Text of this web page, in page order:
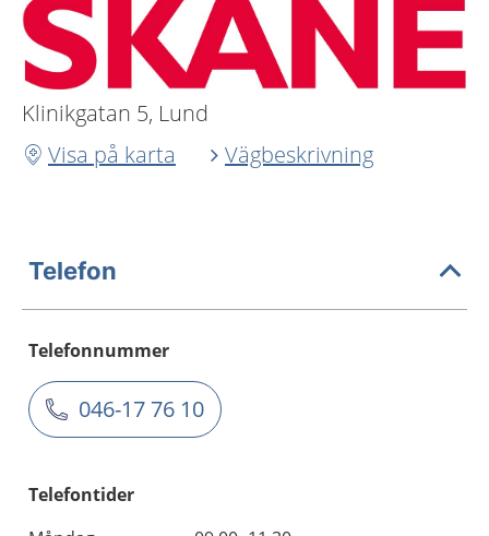
Klinikgatan 5, Lund
Visa på karta
Vägbeskrivning
Telefon
Telefonnummer
046-17 76 10
Telefontider